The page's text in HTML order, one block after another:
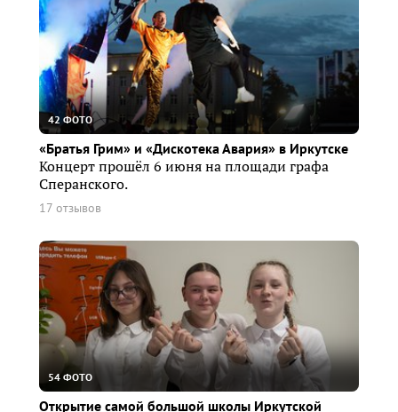
42 ФОТО
«Братья Грим» и «Дискотека Авария» в Иркутске
Концерт прошёл 6 июня на площади графа
Сперанского.
17 отзывов
54 ФОТО
Открытие самой большой школы Иркутской